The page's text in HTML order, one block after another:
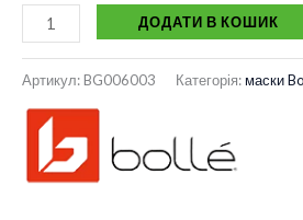
ДОДАТИ В КОШИК
Артикул:BG006003 Категорія: маски